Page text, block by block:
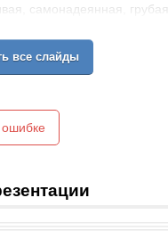
самонадеянная, грубая.
зайца …»
все слайды